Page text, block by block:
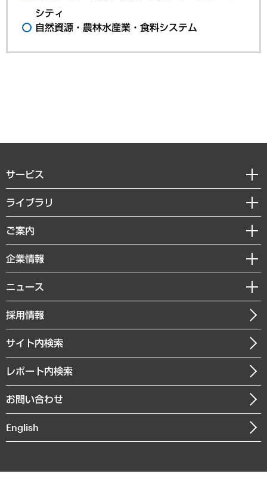
シティ
自然資源・農林水産業・食料システム
サービス
経営戦略
組織・人事戦略
デジタルイノベーション
共生・ダイバーシティ
GRC（ガバナンス・リスク・コンプライアンス）・防災（政策）
経済・産業・雇用・労働
まちづくり・観光・交通・スポーツ・スマートシティ
自然資源・農林水産業・食料システム
ライブラリ
経済調査
レポート
コラム
経営用語集
受託・受注実績（官公庁関連）
メディア掲載・出演
ご案内
セミナー・イベント情報
MUFGビジネスセミナー
受託案件情報
企業情報
私たちの想い
社長メッセージ
会社概要
沿革
組織図・本部部室紹介
インドネシア現地法人
個人情報保護方針
ニュース
ニュースリリース
お知らせ
採用情報
サイト内検索
レポート内検索
お問い合わせ
English